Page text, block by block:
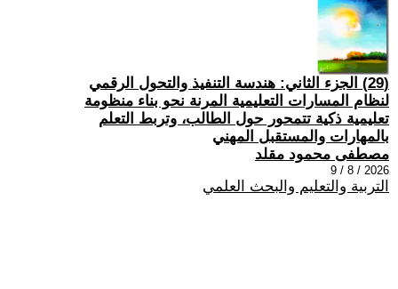
(29) الجزء الثاني: هندسة التنفيذ والتحول الرقمي
لنظام المسارات التعليمية المرنة نحو بناء منظومة
تعليمية ذكية تتمحور حول الطالب، وتربط التعلم
بالمهارات والمستقبل المهني
مصطفى محمود مقلد
2026 / 8 / 9
التربية والتعليم والبحث العلمي